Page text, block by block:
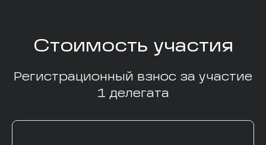
Стоимость участия
Регистрационный взнос за участие
1 делегата